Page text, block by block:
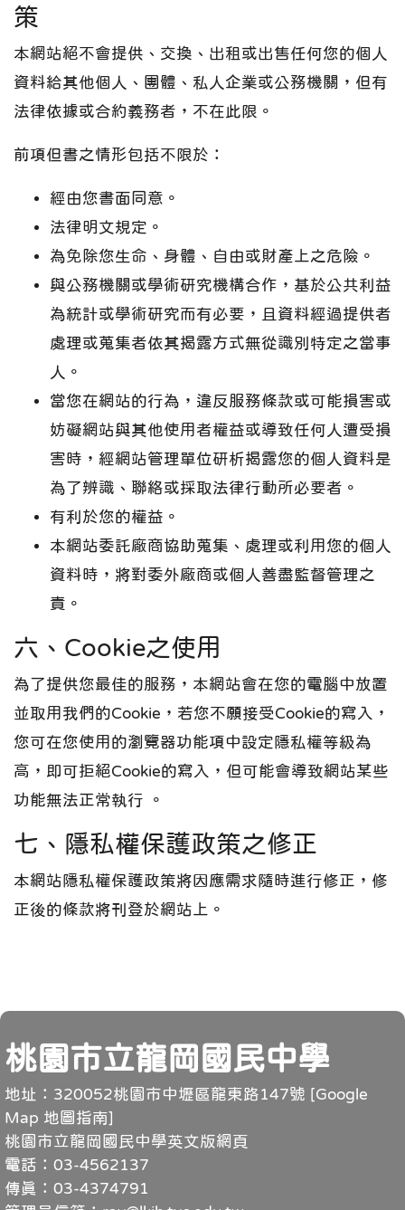
策
本網站絕不會提供、交換、出租或出售任何您的個人
資料給其他個人、團體、私人企業或公務機關，但有
法律依據或合約義務者，不在此限。
前項但書之情形包括不限於：
經由您書面同意。
法律明文規定。
為免除您生命、身體、自由或財產上之危險。
與公務機關或學術研究機構合作，基於公共利益
為統計或學術研究而有必要，且資料經過提供者
處理或蒐集者依其揭露方式無從識別特定之當事
人。
當您在網站的行為，違反服務條款或可能損害或
妨礙網站與其他使用者權益或導致任何人遭受損
害時，經網站管理單位研析揭露您的個人資料是
為了辨識、聯絡或採取法律行動所必要者。
有利於您的權益。
本網站委託廠商協助蒐集、處理或利用您的個人
資料時，將對委外廠商或個人善盡監督管理之
責。
六、Cookie之使用
為了提供您最佳的服務，本網站會在您的電腦中放置
並取用我們的Cookie，若您不願接受Cookie的寫入，
您可在您使用的瀏覽器功能項中設定隱私權等級為
高，即可拒絕Cookie的寫入，但可能會導致網站某些
功能無法正常執行 。
七、隱私權保護政策之修正
本網站隱私權保護政策將因應需求隨時進行修正，修
正後的條款將刊登於網站上。
頁尾
桃園市立龍岡國民中學
地址：320052桃園市中壢區龍東路147號 [Google
Map 地圖指南]
桃園市立龍岡國民中學英文版網頁
電話：03-4562137
傳真：03-4374791